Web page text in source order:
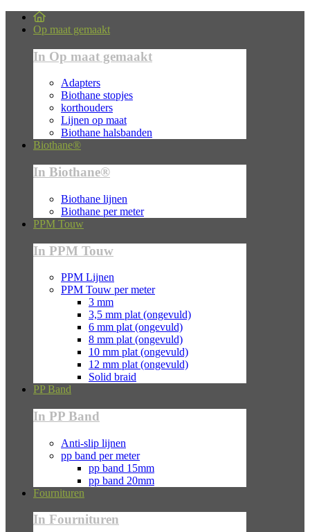
Op maat gemaakt
In Op maat gemaakt
Adapters
Biothane stopjes
korthouders
Lijnen op maat
Biothane halsbanden
Biothane®
In Biothane®
Biothane lijnen
Biothane per meter
PPM Touw
In PPM Touw
PPM Lijnen
PPM Touw per meter
3 mm
3,5 mm plat (ongevuld)
6 mm plat (ongevuld)
8 mm plat (ongevuld)
10 mm plat (ongevuld)
12 mm plat (ongevuld)
Solid braid
PP Band
In PP Band
Anti-slip lijnen
pp band per meter
pp band 15mm
pp band 20mm
Fournituren
In Fournituren